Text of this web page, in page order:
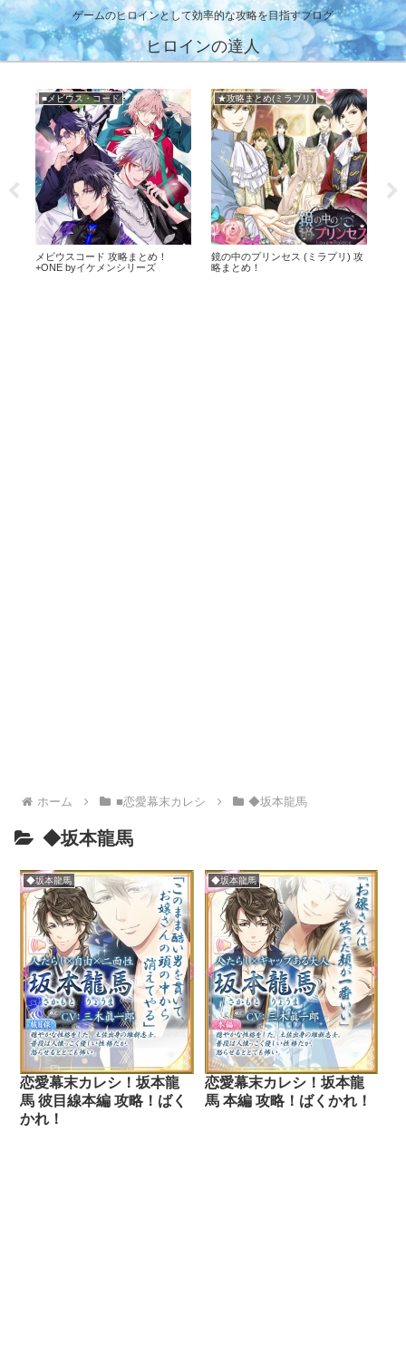
ゲームのヒロインとして効率的な攻略を目指すブログ
ヒロインの達人
■イケメンヴィラン
イケメンヴィラン 攻略まとめ！イ
ケヴィラ！
★攻略まとめ(天翔ける恋)
幕末維新 天翔ける恋 攻略まとめ！
ばくてん！
ホーム ■恋愛幕末カレシ ◆坂本龍馬
◆坂本龍馬
◆坂本龍馬
恋愛幕末カレシ！坂本龍
馬 彼目線本編 攻略！ばく
かれ！
◆坂本龍馬
恋愛幕末カレシ！坂本龍
馬 本編 攻略！ばくかれ！